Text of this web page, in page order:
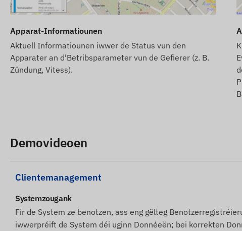
Service benotze wëllt, kaaft wgl. och eng SMS-Kreditkaart,
Apparat fannt.
D'Beschreiwunge vun den Apparater an d'Biller op der
net ëmmer korrekt oder fehlerfräi sinn. Den Hiersteller
d'Verpakung vum Produkt ouni Viravis ze änneren -
geschitt no der Erkennung an der Evaluatioun vun den
Apparat-Informatiounen
Aktuell Informatiounen iwwer de Status vun den
Apparater an d'Betribsparameter vun de Gefierer (z. B.
Zündung, Vitess).
Demovideoen
Clientemanagement
Systemzougank
Fir de System ze benotzen, ass eng gëlteg
iwwerpréift de System déi uginn Donnéeën; bei korrekten